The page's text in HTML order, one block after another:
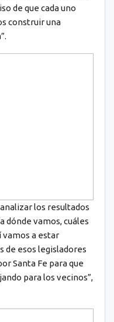
de que cada uno
construir una
los resultados
dónde vamos, cuáles
vamos a estar
de esos legisladores
Santa Fe para que
para los vecinos”,